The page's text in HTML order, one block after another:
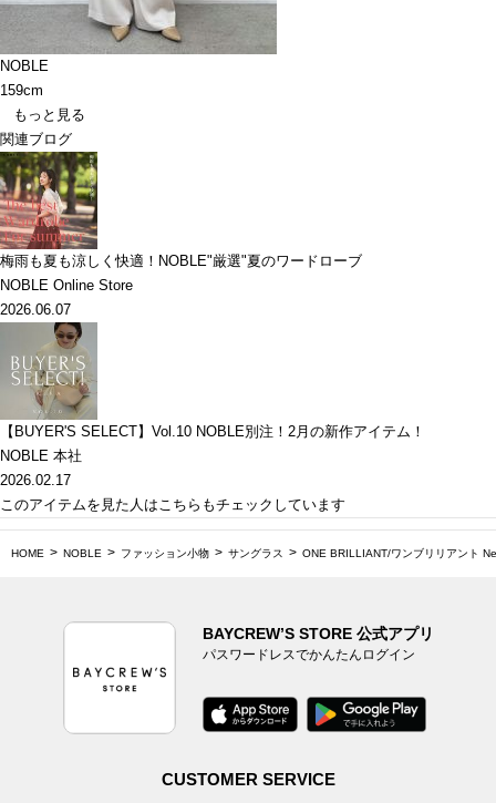
NOBLE
159cm
もっと見る
関連ブログ
梅雨も夏も涼しく快適！NOBLE"厳選"夏のワードローブ
NOBLE Online Store
2026.06.07
【BUYER'S SELECT】Vol.10 NOBLE別注！2月の新作アイテム！
NOBLE 本社
2026.02.17
このアイテムを見た人はこちらもチェックしています
HOME NOBLE ファッション小物 サングラス ONE BRILLIANT/ワンブリリアント
BAYCREW’S STORE 公式アプリ
パスワードレスでかんたんログイン
CUSTOMER SERVICE